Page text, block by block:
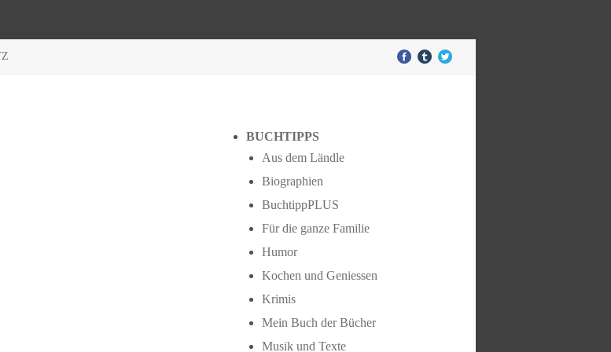
BUCHTIPPS
Aus dem Ländle
Biographien
BuchtippPLUS
Für die ganze Familie
Humor
Kochen und Geniessen
Krimis
Mein Buch der Bücher
Musik und Texte